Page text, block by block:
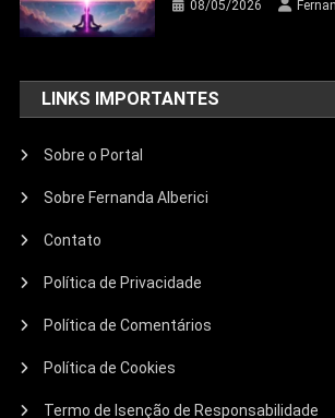
08/05/2026
LINKS IMPORTANTES
Sobre o Portal
Sobre Fernanda Alberici
Contato
Política de Privacidade
Política de Comentários
Política de Cookies
Termo de Isenção de Responsabilidade